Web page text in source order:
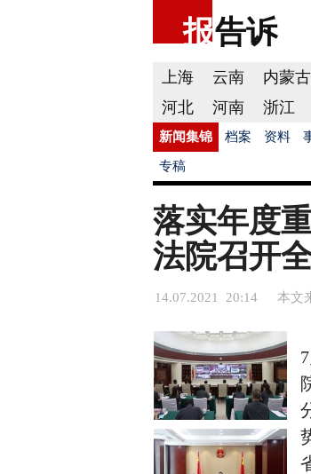
报告诉
上海 云南 内蒙古
河北
河南 浙江
新闻集锦 档案 资料
专稿
落实年度
法院召开
14.07.2021 20:14 本文